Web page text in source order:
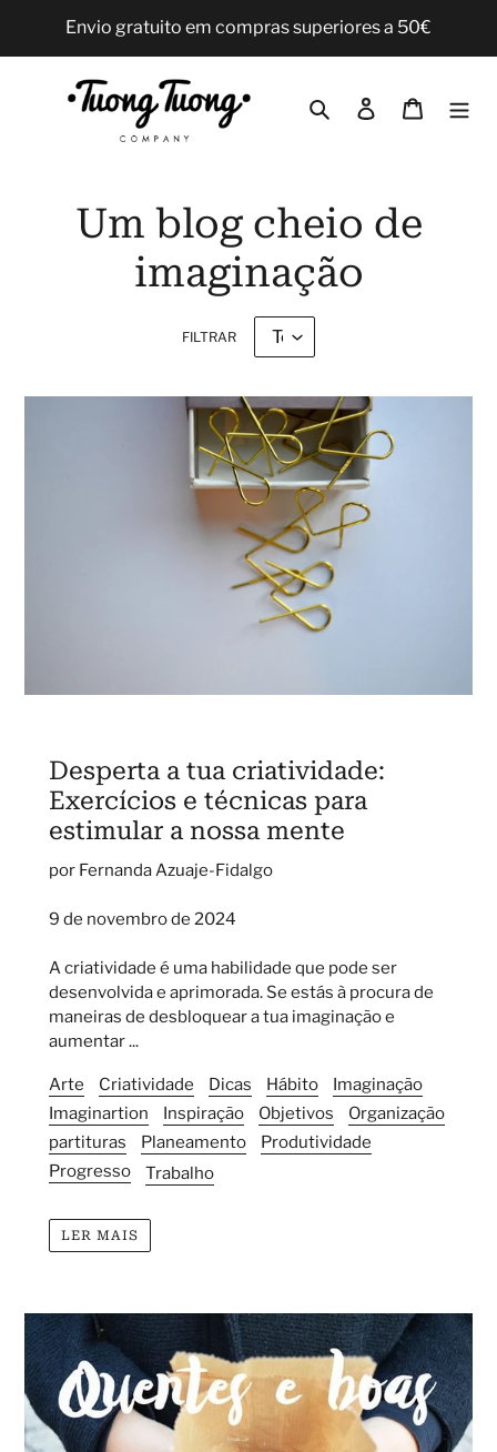
o
Conteúdo
Envio gratuito em compras superiores a 50€
PesquisarIniciar sessão
Carrinho
Um blog cheio de
imaginação
FILTRAR
Desperta a tua criatividade:
Exercícios e técnicas para
estimular a nossa mente
por Fernanda Azuaje-Fidalgo
9 de novembro de 2024
A criatividade é uma habilidade que pode ser
desenvolvida e aprimorada. Se estás à procura de
maneiras de desbloquear a tua imaginação e
aumentar ...
Arte Criatividade Dicas Hábito
Imaginação
Imaginartion
Inspiração Objetivos
Organização
partituras
Planeamento
Produtividade
Progresso
Trabalho
LER MAIS